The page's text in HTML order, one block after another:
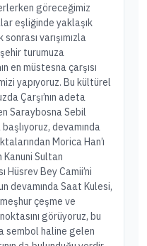
göreceğimiz
eşliğinde yaklaşık
varışımızla
turumuza
en müstesna çarşısı
yapıyoruz. Bu kültürel
Çarşı’nın adeta
Saraybosna Sebil
devamında
Morica Han’ı
Kanuni Sultan
Hüsrev Bey Camii’ni
devamında Saat Kulesi,
çeşme ve
görüyoruz, bu
sembol haline gelen